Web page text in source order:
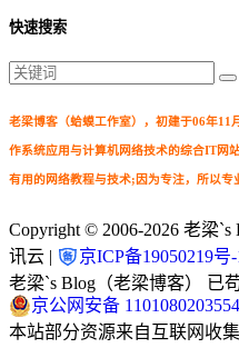
快速搜索
老梁博客（蛤蟆工作室），初建于06年11
作系统应用与计算机网络技术的综合IT网
有用的网络教程与技术;因为专注，所以专
Copyright © 2006-2026 老梁`s
讯云 |
京ICP备19050219号-
老梁`s Blog（老梁博客） 已
京公网安备
本站部分资源来自互联网收